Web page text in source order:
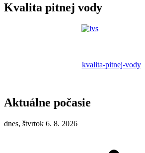
Kvalita pitnej vody
kvalita-pitnej-vody
Aktuálne počasie
dnes, štvrtok 6. 8. 2026